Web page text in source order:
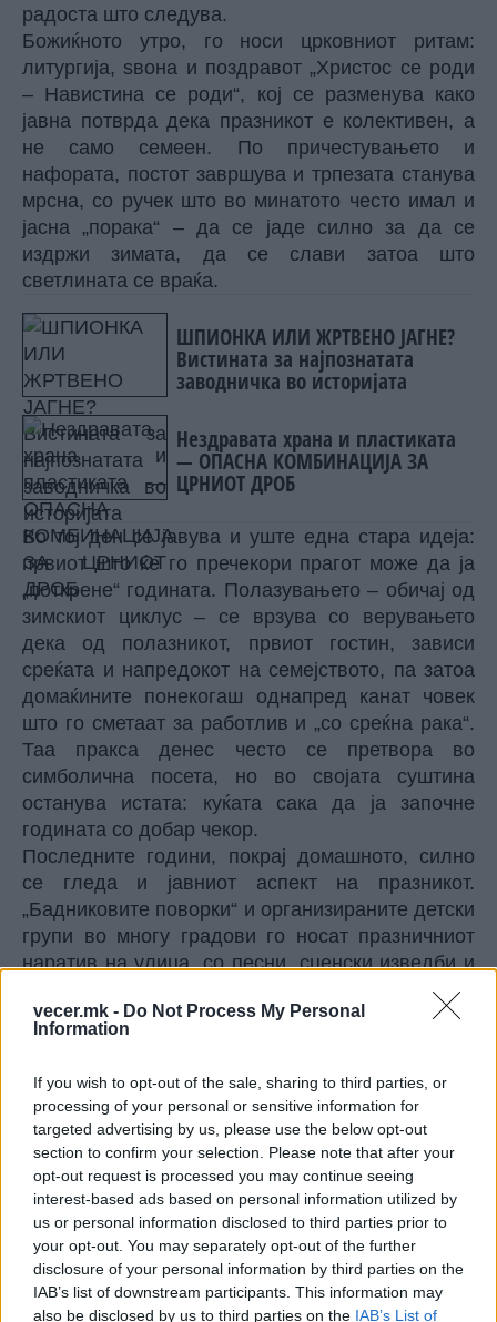
vecer.mk - Do Not Process My Personal
Information
If you wish to opt-out of the sale, sharing to third parties, or
processing of your personal or sensitive information for
targeted advertising by us, please use the below opt-out
section to confirm your selection. Please note that after your
opt-out request is processed you may continue seeing
interest-based ads based on personal information utilized by
us or personal information disclosed to third parties prior to
your opt-out. You may separately opt-out of the further
disclosure of your personal information by third parties on the
IAB’s list of downstream participants. This information may
also be disclosed by us to third parties on the IAB’s List of
радоста што следува.
Божиќното утро, го носи црковниот ритам:
литургија, ѕвона и поздравот „Христос се роди
– Навистина се роди“, кој се разменува како
јавна потврда дека празникот е колективен, а
не само семеен. По причестувањето и
нафората, постот завршува и трпезата станува
мрсна, со ручек што во минатото често имал и
јасна „порака“ – да се јаде силно за да се
издржи зимата, да се слави затоа што
светлината се враќа.
ШПИОНКА ИЛИ ЖРТВЕНО ЈАГНЕ?
Вистината за најпознатата
заводничка во историјата
Нездравата храна и пластиката
— ОПАСНА КОМБИНАЦИЈА ЗА
ЦРНИОТ ДРОБ
Во тој ден се јавува и уште една стара идеја:
првиот што ќе го пречекори прагот може да ја
„поткрене“ годината. Полазувањето – обичај од
зимскиот циклус – се врзува со верувањето
дека од полазникот, првиот гостин, зависи
среќата и напредокот на семејството, па затоа
домаќините понекогаш однапред канат човек
што го сметаат за работлив и „со среќна рака“.
Таа пракса денес често се претвора во
симболична посета, но во својата суштина
останува истата: куќата сака да ја започне
годината со добар чекор.
Последните години, покрај домашното, силно
се гледа и јавниот аспект на празникот.
„Бадниковите поворки“ и организираните детски
групи во многу градови го носат празничниот
наратив на улица, со песни, сценски изведби и
симболични посети кај институции. Некому тоа
му личи на модернизација, некому на
„измислување традиција“, но и тука се
да создаде заедништво – само што формата се
менува со медиумите, со градот и со времето.
И кога ќе се изгаснат огновите, кога ќе се тргне
сламата и ќе се крене софрата, останува нешто
што се повторува секоја година: домот како
мерка за сигурност. Во тие денови, Македонија
не ја раскажува само библиската приказна, туку
и својата сопствена – како се преживува
зимата, како се чува кругот на блиските и како,